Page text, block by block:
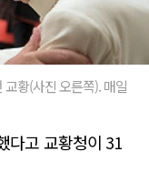
황(사진 오른쪽). 매일
다고 교황청이 31